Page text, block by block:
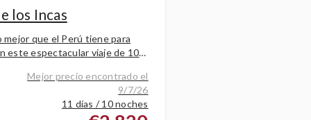
los Incas
mejor que el Perú tiene para
este espectacular viaje de 10
desde Lima rumbo a
Mejor precio encontrado el
9/7/26
11 días / 10 noches